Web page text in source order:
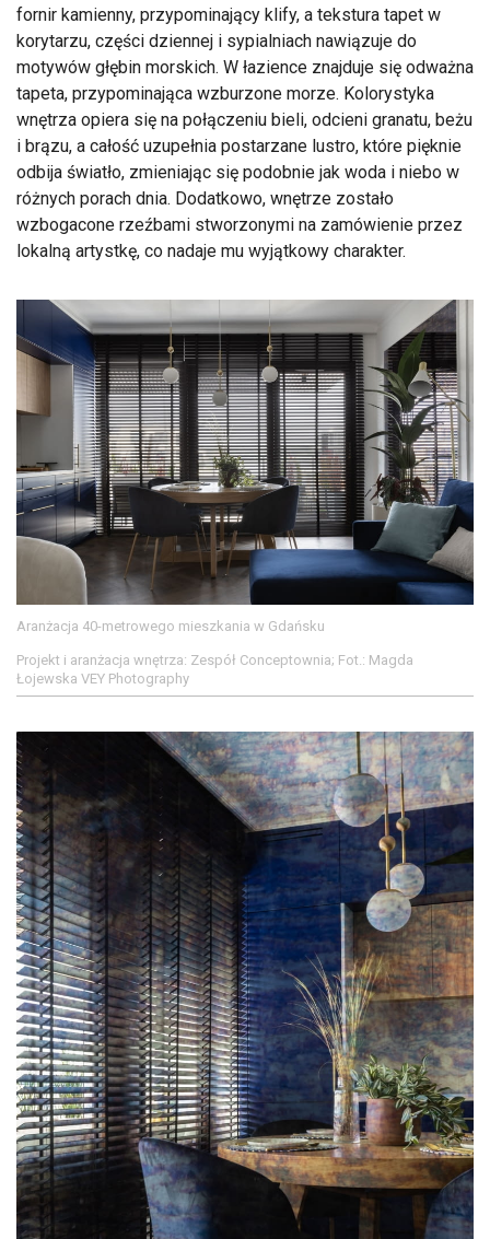
fornir kamienny, przypominający klify, a tekstura tapet w
korytarzu, części dziennej i sypialniach nawiązuje do
motywów głębin morskich. W łazience znajduje się odważna
tapeta, przypominająca wzburzone morze. Kolorystyka
wnętrza opiera się na połączeniu bieli, odcieni granatu, beżu
i brązu, a całość uzupełnia postarzane lustro, które pięknie
odbija światło, zmieniając się podobnie jak woda i niebo w
różnych porach dnia. Dodatkowo, wnętrze zostało
wzbogacone rzeźbami stworzonymi na zamówienie przez
lokalną artystkę, co nadaje mu wyjątkowy charakter.
Aranżacja 40-metrowego mieszkania w Gdańsku
Projekt i aranżacja wnętrza: Zespół Conceptownia; Fot.: Magda
Łojewska VEY Photography